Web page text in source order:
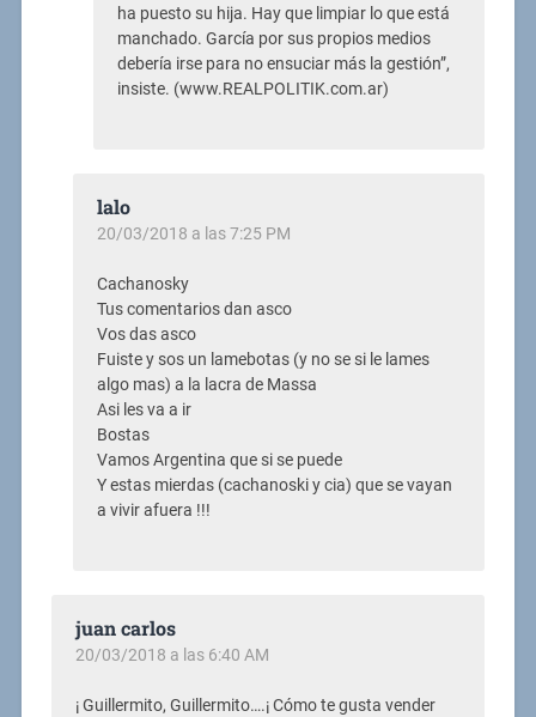
ha puesto su hija. Hay que limpiar lo que está
manchado. García por sus propios medios
debería irse para no ensuciar más la gestión”,
insiste. (www.REALPOLITIK.com.ar)
lalo
20/03/2018 a las 7:25 PM
Cachanosky
Tus comentarios dan asco
Vos das asco
Fuiste y sos un lamebotas (y no se si le lames
algo mas) a la lacra de Massa
Asi les va a ir
Bostas
Vamos Argentina que si se puede
Y estas mierdas (cachanoski y cia) que se vayan
a vivir afuera !!!
juan carlos
20/03/2018 a las 6:40 AM
¡ Guillermito, Guillermito….¡ Cómo te gusta vender